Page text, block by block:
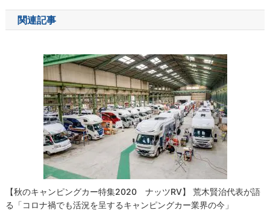
ナ
ビ
関連記事
【秋のキャンピングカー特集2020 ナッツRV】 荒木賢治代表が語
る「コロナ禍でも活況を呈するキャンピングカー業界の今」